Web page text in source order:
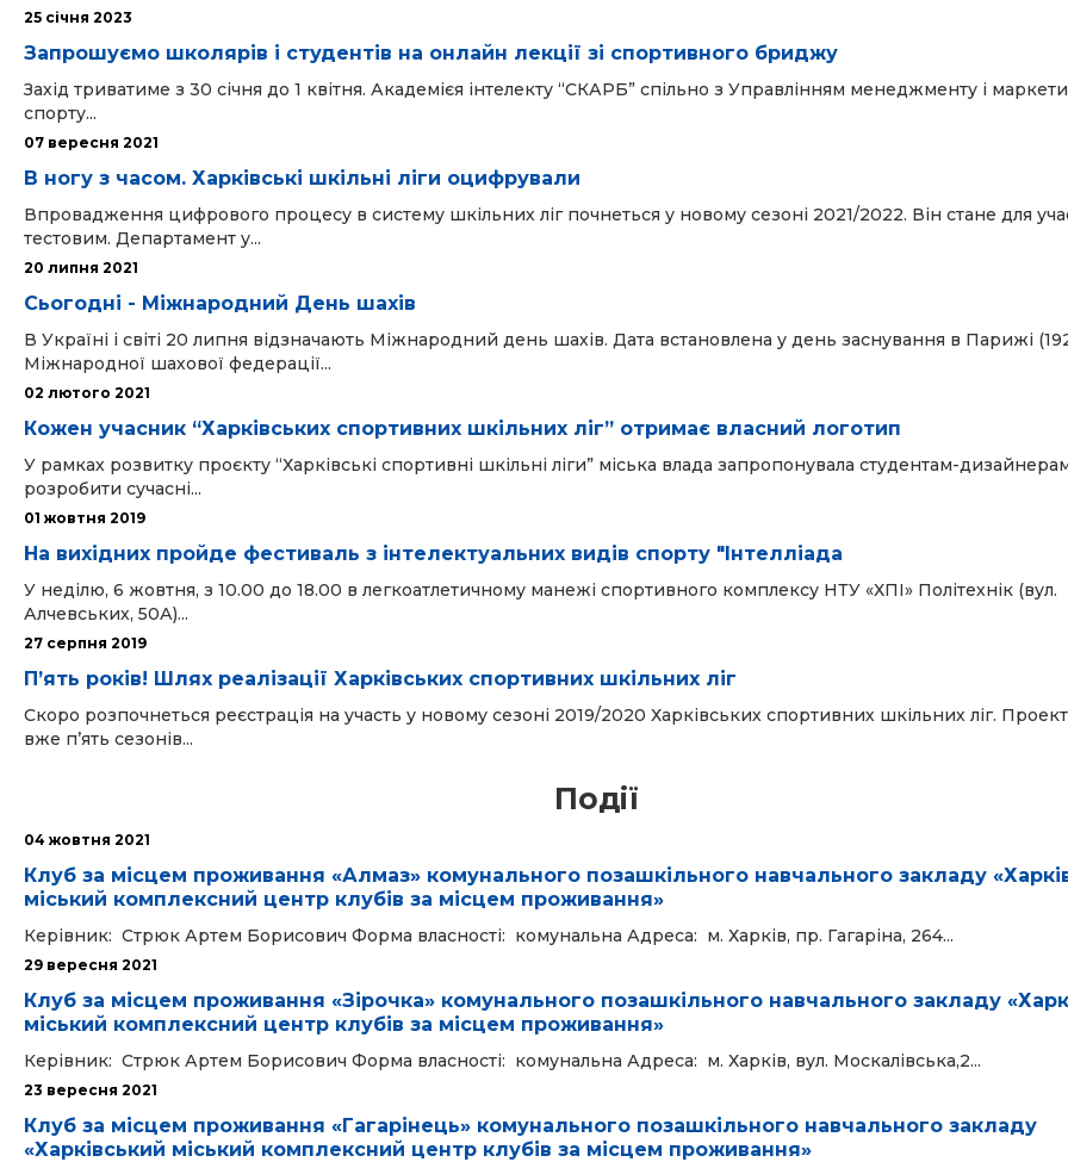
25 cічня 2023
Запрошуємо школярів і студентів на онлайн лекції зі спортивного бриджу
Захід триватиме з 30 січня до 1 квітня. Академієя інтелекту “СКАРБ” спільно з Управлінням менеджменту і
спорту...
07 вересня 2021
В ногу з часом. Харківські шкільні ліги оцифрували
Впровадження цифрового процесу в систему шкільних ліг почнеться у новому сезоні 2021/2022. Він стане для
тестовим. Департамент у...
20 липня 2021
Сьогодні - Міжнародний День шахів
В Україні і світі 20 липня відзначають Міжнародний день шахів. Дата встановлена у день заснування в Парижі
Міжнародної шахової федерації...
02 лютого 2021
Кожен учасник “Харківських спортивних шкільних ліг” отримає власний логотип
У рамках розвитку проєкту “Харківські спортивні шкільні ліги” міська влада запропонувала студентам-
розробити сучасні...
01 жовтня 2019
На вихідних пройде фестиваль з інтелектуальних видів спорту "Інтелліада
У неділю, 6 жовтня, з 10.00 до 18.00 в легкоатлетичному манежі спортивного комплексу НТУ «ХПІ» Політехнік (вул.
Алчевських, 50А)...
27 серпня 2019
П’ять років! Шлях реалізації Харківських спортивних шкільних ліг
Скоро розпочнеться реєстрація на участь у новому сезоні 2019/2020 Харківських спортивних шкільних ліг.
вже п’ять сезонів...
Події
04 жовтня 2021
Клуб за місцем проживання «Алмаз» комунального позашкільного навчального закладу
міський комплексний центр клубів за місцем проживання»
Керівник: Стрюк Артем Борисович Форма власності: комунальна Адреса: м. Харків, пр. Гагаріна, 264...
29 вересня 2021
Клуб за місцем проживання «Зірочка» комунального позашкільного навчального закладу
міський комплексний центр клубів за місцем проживання»
Керівник: Стрюк Артем Борисович Форма власності: комунальна Адреса: м. Харків, вул. Москалівська,2...
23 вересня 2021
Клуб за місцем проживання «Гагарінець» комунального позашкільного навчального закладу
«Харківський міський комплексний центр клубів за місцем проживання»